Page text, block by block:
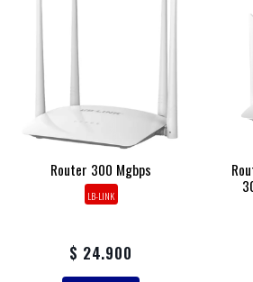
Router 300 Mgbps
LB-LINK
$ 24.900